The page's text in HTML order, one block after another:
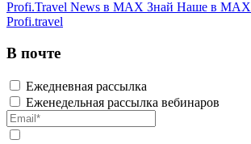
Profi.Travel News в MAX Знай Наше в MAX
Profi.travel
В почте
Ежедневная рассылка
Еженедельная рассылка вебинаров